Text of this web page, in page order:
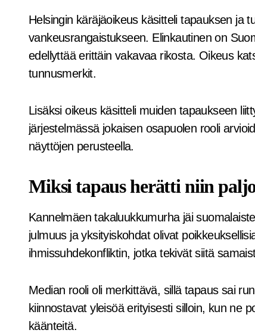
Helsingin käräjäoikeus käsitteli tapauksen ja
vankeusrangaistukseen. Elinkautinen on
edellyttää erittäin vakavaa rikosta. Oikeus
tunnusmerkit.
Lisäksi oikeus käsitteli muiden tapaukseen
järjestelmässä jokaisen osapuolen rooli
näyttöjen perusteella.
Miksi tapaus herätti niin
Kannelmäen takaluukkumurha jäi
julmuus ja yksityiskohdat olivat
ihmissuhdekonfliktin, jotka tekivät siitä
Median rooli oli merkittävä, sillä tapaus sai
kiinnostavat yleisöä erityisesti silloin, kun ne
käänteitä.